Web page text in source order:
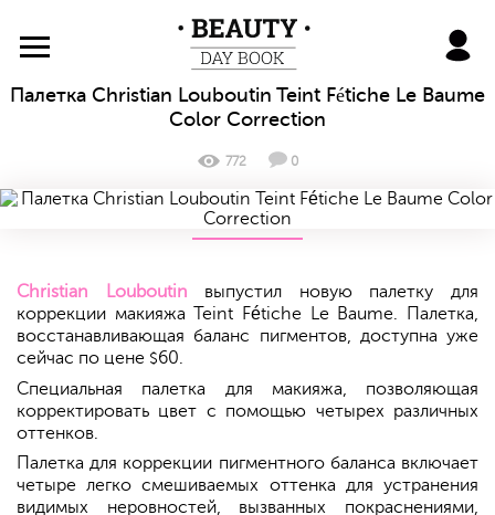
BeautyDayBook
Палетка Christian Louboutin Teint Fétiche Le Baume
Color Correction
772 0
Christian Louboutin выпустил новую палетку для
коррекции макияжаTeint Fétiche Le Baume.
Палетка,
восстанавливающая баланс пигментов, доступна уже
сейчас по цене $60.
Специальная палетка для макияжа, позволяющая
корректировать цвет с помощью четырех различных
оттенков.
Палетка для коррекции пигментного баланса включает
четыре легко смешиваемых оттенка для устранения
видимых неровностей, вызванных покраснениями,